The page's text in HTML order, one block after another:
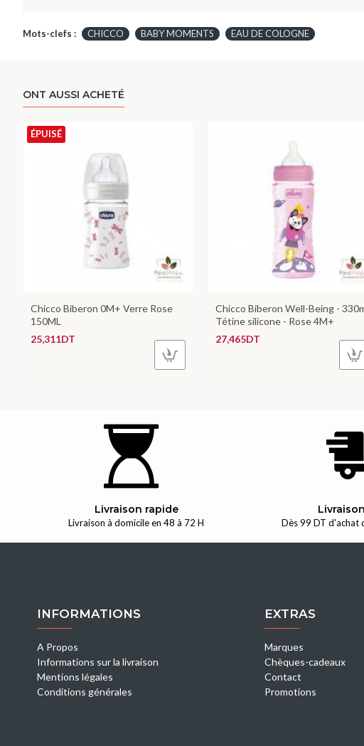
Mots-clefs : CHICCO BABY MOMENTS EAU DE COLOGNE
ONT AUSSI ACHETÉ
ÉPUISÉ
Chicco Biberon 0M+ Verre Rose
150ML
25,311DT
Chicco Biberon Well-Being -
Tétine silicone - Rose 4M+
27,465DT
Livraison rapide
Livraison à domicile en 48 à 72 H Dès 99 DT d'achat
INFORMATIONS
A Propos
Informations sur la livraison
Mentions légales
Conditions générales
EXTRAS
Marques
Chèques-cadeaux
Contact
Promotions